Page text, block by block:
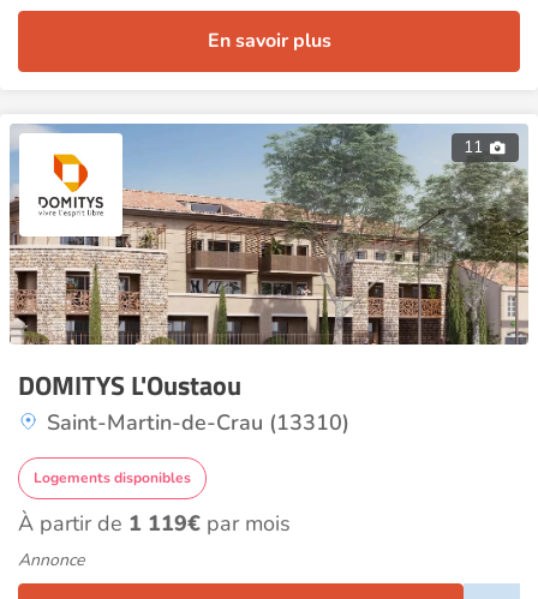
En savoir plus
11
DOMITYS L'Oustaou
Saint-Martin-de-Crau (13310)
Logements disponibles
À partir de 1 119€ par mois
Annonce